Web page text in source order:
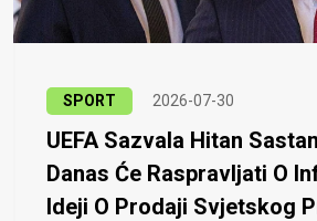
SPORT 2026-07-30
UEFA Sazvala Hitan
Danas Će Raspravljati O
Ideji O Prodaji Svjetskog